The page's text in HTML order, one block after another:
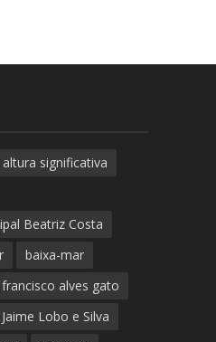
altura significativa
Beatriz Costa
baixa-mar
alves gato
Lobo e Silva